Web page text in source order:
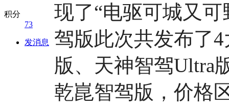
积分
73
发消息
现了“电驱可城又
驾版此次共发布了
版、天神智驾Ultra
乾崑智驾版，价格